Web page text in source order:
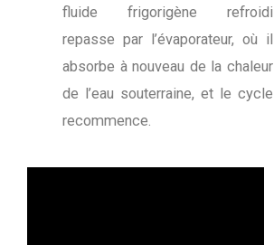
fluide frigorigène refroidi
repasse par l’évaporateur, où il
absorbe à nouveau de la chaleur
de l’eau souterraine, et le cycle
recommence.